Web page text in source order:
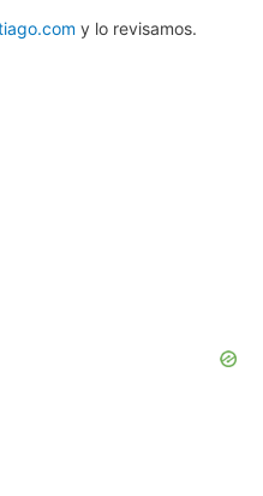
y lo revisamos.